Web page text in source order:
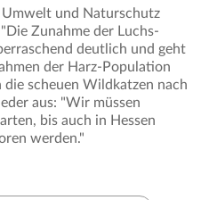
und Naturschutz
Zunahme der Luchs-
deutlich und geht
der Harz-Population
scheuen Wildkatzen nach
aus: "Wir müssen
bis auch in Hessen
werden."